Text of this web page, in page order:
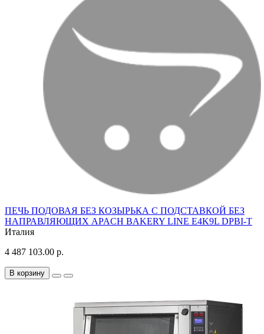
ПЕЧЬ ПОДОВАЯ БЕЗ КОЗЫРЬКА С ПОДСТАВКОЙ БЕЗ
НАПРАВЛЯЮЩИХ APACH BAKERY LINE E4K9L DPBI-T
Италия
4 487 103.00 р.
В корзину